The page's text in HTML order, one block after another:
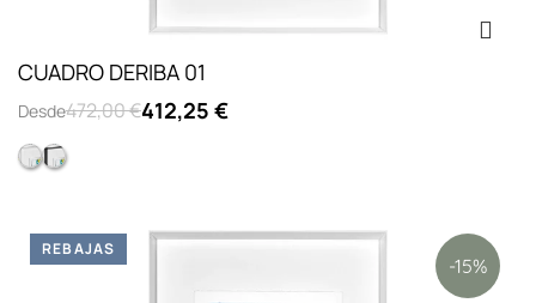
CUADRO DERIBA 01
Desde472,00 €412,25 €
Marco Pirámide Cristal Blanco
Marco Pirámide Cristal Negro
-15%
REBAJAS